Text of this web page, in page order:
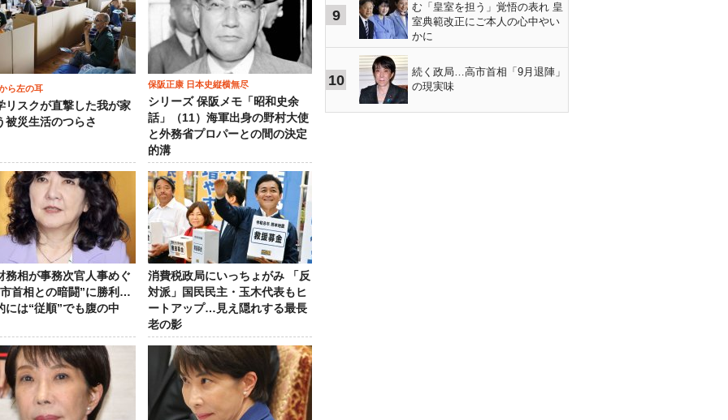
ら左の耳
リスクが直撃した我が家
被災生活のつらさ
保阪正康 日本史縦横無尽
シリーズ 保阪メモ「昭和史余
話」（11）海軍出身の野村大使
と外務省プロパーとの間の決定
的溝
務相が事務次官人事めぐ
首相との暗闘”に勝利…
には“従順”でも腹の中
消費税政局にいっちょがみ 「反
対派」国民民主・玉木代表もヒ
ートアップ…見え隠れする最長
老の影
9
む「皇室を担う」覚悟の表れ 皇
室典範改正にご本人の心中やい
かに
10
続く政局…高市首相「9月退陣」
の現実味